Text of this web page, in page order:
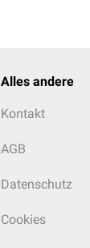
Alles andere
Kontakt
AGB
Datenschutz
Cookies